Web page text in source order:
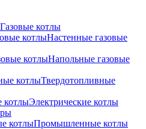
Газовые котлы
Настенные газовые
Напольные газовые
Твердотопливные
Электрические котлы
Промышленные котлы